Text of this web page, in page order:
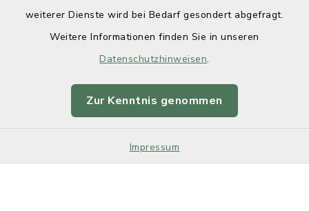
weiterer Dienste wird bei Bedarf gesondert abgefragt.
Weitere Informationen finden Sie in unseren
Datenschutzhinweisen.
Zur Kenntnis genommen
Impressum
Barrierefreiheit
Impressum
Sitemap